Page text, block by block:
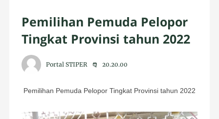
Pemilihan Pemuda Pelopor
Tingkat Provinsi tahun 2022
Portal STIPER 20.20.00
Pemilihan Pemuda Pelopor Tingkat Provinsi tahun 2022